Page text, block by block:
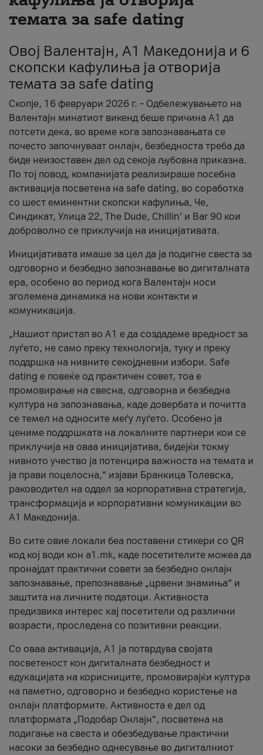
темата за safe dating
Овој Валентајн, A1 Македонија и 6
скопски кафулиња ја отворија
темата за safe dating
Скопје, 16 февруари 2026 г. – Одбележувањето на
Валентајн минатиот викенд беше причина А1 да
потсети дека, во време кога запознавањата се
почесто започнуваат онлајн, безбедноста треба да
биде неизоставен дел од секоја љубовна приказна.
По тој повод, компанијата реализираше посебна
активација посветена на safe dating, во соработка
со шест еминентни скопски кафулиња, Че,
Синдикат, Улица 22, The Dude, Chillin’ и Bar 90 кои
доброволно се приклучија на иницијативата.
Иницијативата имаше за цел да ја подигне свеста за
одговорно и безбедно запознавање во дигиталната
ера, особено во период кога Валентајн носи
зголемена динамика на нови контакти и
комуникација.
„Нашиот пристап во А1 е да создадеме вредност за
луѓето, не само преку технологија, туку и преку
поддршка на нивните секојдневни избори. Safe
dating е повеќе од практичен совет, тоа е
промовирање на свесна, одговорна и безбедна
култура на запознавања, каде довербата и почитта
се темел на односите меѓу луѓето. Особено ја
цениме поддршката на локалните партнери кои се
приклучија на оваа иницијатива, бидејќи токму
нивното учество ја потенцира важноста на темата и
ја прави поцелосна,“ изјави Бранкица Толевска,
раководител на оддел за корпоративна стратегија,
трансформација и корпоративни комуникации во
А1 Македонија.
Во сите овие локали беа поставени стикери со QR
код кој води кон a1.mk, каде посетителите можеа да
пронајдат практични совети за безбедно онлајн
запознавање, препознавање „црвени знамиња“ и
заштита на личните податоци. Активноста
предизвика интерес кај посетители од различни
возрасти, проследена со позитивни реакции.
Со оваа активација, А1 ја потврдува својата
посветеност кон дигиталната безбедност и
едукацијата на корисниците, промовирајќи култура
на паметно, одговорно и безбедно користење на
онлајн платформите. Активноста е дел од
платформата „Подобар Онлајн“, посветена на
подигање на свеста и обезбедување практични
насоки за безбедно однесување во дигиталниот